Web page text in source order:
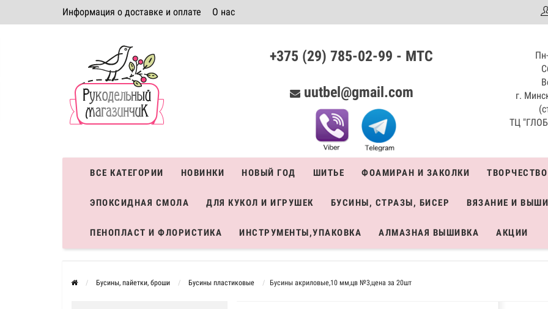
Информация о доставке и оплате О нас
Система скидок +375 (29) 785-02-99 - МТС
uutbel@gmail.com
г.
ТЦ
ВСЕ КАТЕГОРИИ НОВИНКИ НОВЫЙ ГОД ШИТЬЕ ФОАМИРАН И ЗАКОЛКИ ТВОРЧЕСТВО
ЭПОКСИДНАЯ СМОЛА ДЛЯ КУКОЛ И ИГРУШЕК БУСИНЫ, СТРАЗЫ, БИСЕР ВЯЗАНИЕ И
ПЕНОПЛАСТ И ФЛОРИСТИКА ИНСТРУМЕНТЫ,УПАКОВКА АЛМАЗНАЯ ВЫШИВКА АКЦИИ
Бусины, пайетки, броши Бусины пластиковые Бусины акриловые,10 мм,цв №3,цена за 20шт